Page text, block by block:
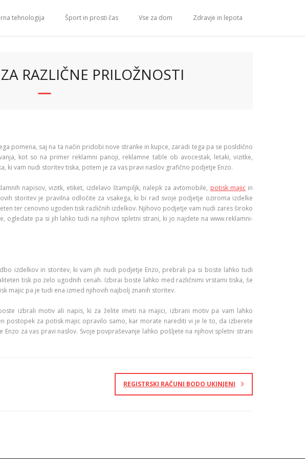
tehnologija Šport in prosti čas Vse za dom Zdravje in lepota
RAZLIČNE PRILOŽNOSTI
pomena, saj na ta način pridobi nove stranke in kupce, zaradi tega pa se posldično
kot so na primer reklamni panoji, reklamne table ob avocestak, letaki, vizitke,
vam nudi storitev tiska, potem je za vas pravi naslov grafično podjetje Enzo.
napisov, vizitk, etiket, izdelavo štampiljk, nalepk za avtomobile, potisk majicin
storitev je pravilna odločite za vsakega, ki bi rad svoje podjetje oziroma izdelke
ter cenovno ugoden tisk različnih izdelkov. Njihovo podjetje vam nudi zares široko
ogledate pa si jih lahko tudi na njihovi spletni strani, ki jo najdete na www.reklamni-
izdelkov in storitev, ki vam jih nudi podjetje Enzo, prebrali pa si boste lahko tudi
tisk po zelo ugodnih cenah. Izbirai boste lahko med različnimi vrstami tiska, še
majic pa je tudi ena izmed njihovih najbolj znanih storitev.
izbrali motiv ali napis, ki za želite imeti na majici, izbrani motiv pa vam lahko
postopek za potisk majic opravilo samo, kar morate narediti vi je le to, da izberete
za vas pravi naslov. Svoje povpraševanje lahko pošljete na njihovi spletni strani
REGISTRSKI RAČUNI BODO UKINJENI